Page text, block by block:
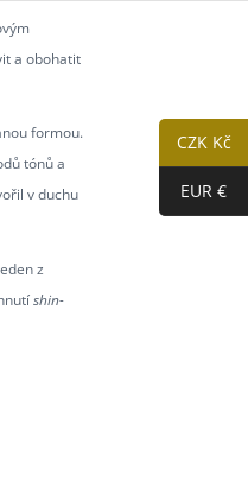
a obohatit
formou.
tónů a
v duchu
z
shin-
CZK Kč
EUR €